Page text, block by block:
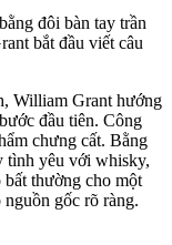
đôi bàn tay trần
bắt đầu viết câu
William Grant hướng
đầu tiên. Công
chưng cất. Bằng
tình yêu với whisky,
bất thường cho một
nguồn gốc rõ ràng.